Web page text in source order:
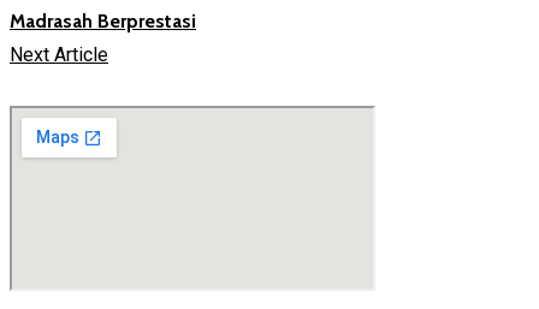
Madrasah Berprestasi
Next Article